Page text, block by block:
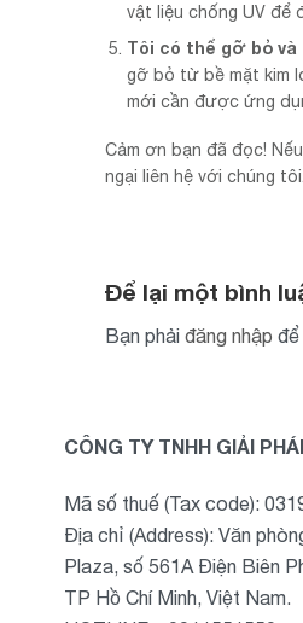
vật liệu chống UV để
Tôi có thể gỡ bỏ
gỡ bỏ từ bề mặt kim
mới cần được ứng
Cảm ơn bạn đã đọc!
ngại liên hệ với chúng
Để lại một bình
Bạn phải đăng nhập để
CÔNG TY TNHH GIẢI
Mã số thuế (Tax code):
Địa chỉ (Address): Văn
Plaza, số 561A Điện Biên
TP Hồ Chí Minh, Việt Nam.